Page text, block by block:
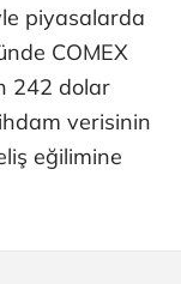
piyasalarda
COMEX
242 dolar
verisinin
eğilimine